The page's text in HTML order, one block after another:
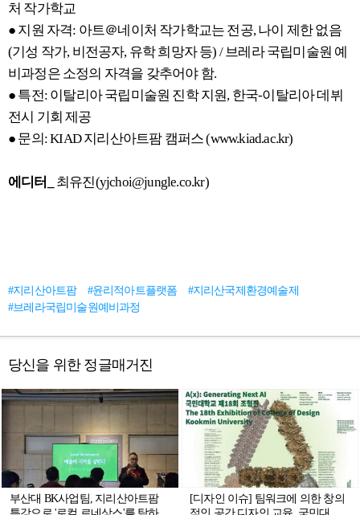
처 작가학교
● 지원 자격: 아트＠네이처 작가학교는 전공, 나이 제한 없음
(기성 작가, 비전공자, 유학 희망자 등) / 브레라 국립미술원 예
비과정은 소정의 자격을 갖추어야 함.
● 특전: 이탈리아 국립미술원 진학 지원, 한국-이탈리아 데뷔
전시 기회 제공
● 문의: KIAD 지리산아트팜 캠퍼스 (www.kiad.ac.kr)
에디터_ 최유진(yjchoi@jungle.co.kr)
#지리산아트팜 #윤리적아트플랫폼
#지리산국제환경예술제
#브레라국립미술원예비과정
당신을 위한 정글매거진
부산대 BK사업팀, 지리산아트팜
[디자인 이슈] 팀워크에 의한 창의